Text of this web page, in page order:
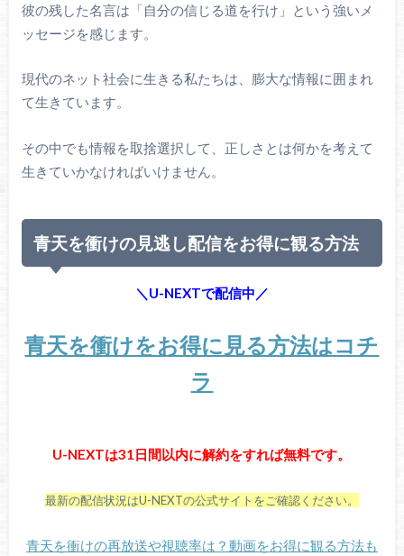
彼の残した名言は「自分の信じる道を行け」という強いメ
ッセージを感じます。
現代のネット社会に生きる私たちは、膨大な情報に囲まれ
て生きています。
その中でも情報を取捨選択して、正しさとは何かを考えて
生きていかなければいけません。
青天を衝けの見逃し配信をお得に観る方法
＼U-NEXTで配信中／
青天を衝けをお得に見る方法はコチ
ラ
U-NEXTは31日間以内に解約をすれば無料です。
最新の配信状況はU-NEXTの公式サイトをご確認ください。
青天を衝けの再放送や視聴率は？動画をお得に観る方法も